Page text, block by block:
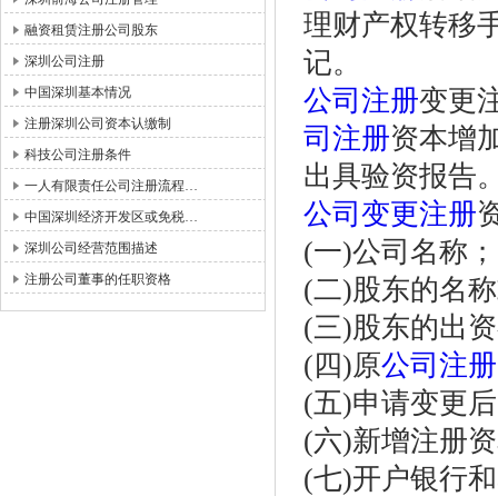
融资租赁注册公司股东
深圳公司注册
中国深圳基本情况
注册深圳公司资本认缴制
科技公司注册条件
一人有限责任公司注册流程…
中国深圳经济开发区或免税…
深圳公司经营范围描述
注册公司董事的任职资格
理财产权转移
记。
公司注册变更
司注册资本增
出具验资报告
公司变更注册
(一)公司名称；
(二)股东的名
(三)股东的出
(四)原公司注册
(五)申请变更
(六)新增注册
(七)开户银行